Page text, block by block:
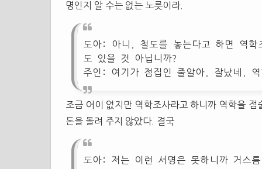
명인지 알 수는 없는 노릇이라.
도아: 아니. 철도를 놓는다고 하면 역학
도 있을 것 아닙니까?
주인: 여기가 점집인 줄알아. 잘났네.
조금 어이 없지만 역학조사라고 하니까 역학을
돈을 돌려 주지 않았다. 결국
도아: 저는 이런 서명은 못하니까 거스